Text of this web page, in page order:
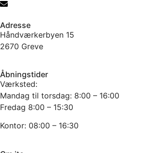
Adresse
Håndværkerbyen 15
2670 Greve
Åbningstider
Værksted:
Mandag til torsdag: 8:00 – 16:00
Fredag 8:00 – 15:30
Kontor: 08:00 – 16:30